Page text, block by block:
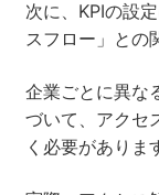
次に、KPIの設
スフロー」との
企業ごとに異な
づいて、アクセ
く必要がありま